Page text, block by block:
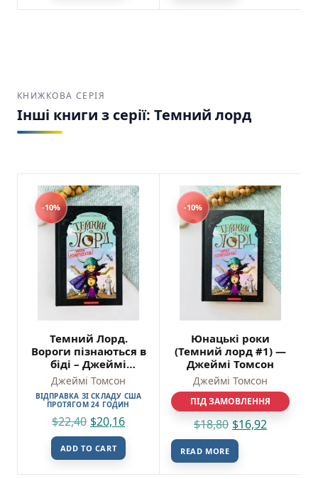
КНИЖКОВА СЕРІЯ
Інші книги з серії: Темний лорд
-10%
Темний Лорд.
Вороги пізнаються в
біді – Джеймі
Томсон
Джеймі Томсон
ВІДПРАВКА ЗІ СКЛАДУ США
ПРОТЯГОМ 24 ГОДИН
$22,40 $20,16
ADD TO CART
-10%
Юнацькі роки
(Темний лорд #1) —
Джеймі Томсон
Джеймі Томсон
ПІД ЗАМОВЛЕННЯ
$18,80 $16,92
READ MORE